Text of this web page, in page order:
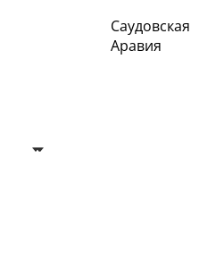
Саудовская
Аравия